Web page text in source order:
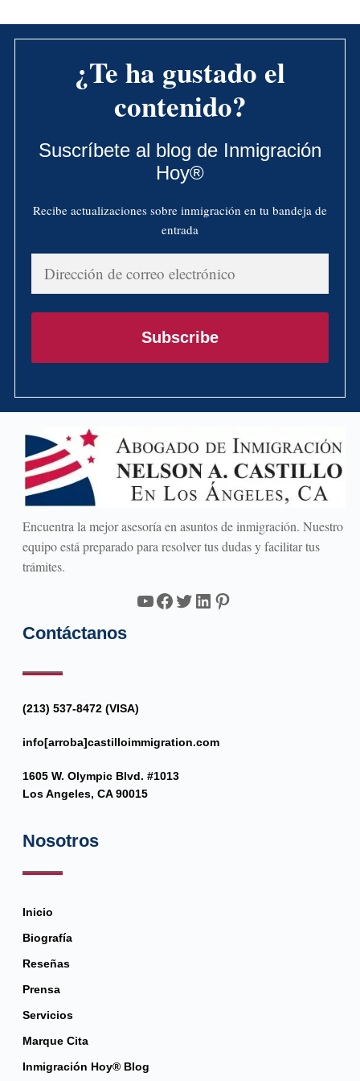
¿Te ha gustado el
contenido?
Suscríbete al blog de Inmigración
Hoy®
Recibe actualizaciones sobre inmigración en tu bandeja de
entrada
Dirección
de
correo
Subscribe
Encuentra la mejor asesoría en asuntos de inmigración. Nuestro
equipo está preparado para resolver tus dudas y facilitar tus
trámites.
YouTube
Facebook
Twitter
LinkedIn
Pinterest
Contáctanos
(213) 537-8472 (VISA)
info[arroba]castilloimmigration.com
1605 W. Olympic Blvd. #1013
Los Angeles, CA 90015
Nosotros
Inicio
Biografía
Reseñas
Prensa
Servicios
Marque Cita
Inmigración Hoy® Blog